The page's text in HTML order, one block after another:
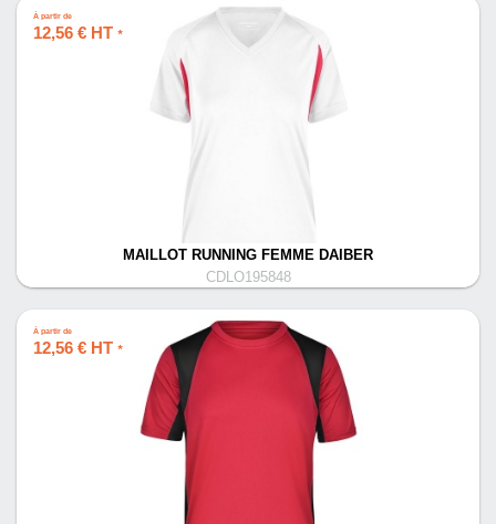
À partir de
12,56 € HT *
MAILLOT RUNNING FEMME DAIBER
CDLO195848
À partir de
12,56 € HT *